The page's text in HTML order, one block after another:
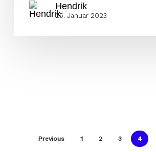
Hendrik
25. Januar 2023
Previous 1 2 3 4